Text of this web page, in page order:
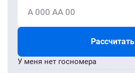
А 000 АА 00
Рассчитать
У меня нет госномера